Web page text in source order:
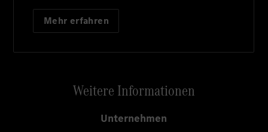
Mehr erfahren
Weitere Informationen
Unternehmen